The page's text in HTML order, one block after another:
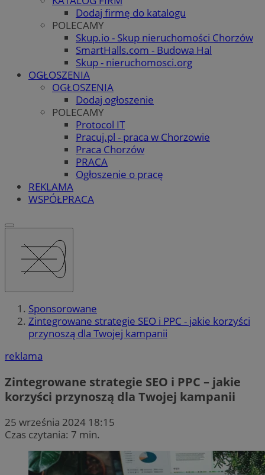
Dodaj firmę do katalogu
POLECAMY
Skup.io - Skup nieruchomości Chorzów
SmartHalls.com - Budowa Hal
Skup - nieruchomosci.org
OGŁOSZENIA
OGŁOSZENIA
Dodaj ogłoszenie
POLECAMY
Protocol IT
Pracuj.pl - praca w Chorzowie
Praca Chorzów
PRACA
Ogłoszenie o pracę
REKLAMA
WSPÓŁPRACA
Sponsorowane
Zintegrowane strategie SEO i PPC - jakie korzyści
przynoszą dla Twojej kampanii
reklama
Zintegrowane strategie SEO i PPC – jakie
korzyści przynoszą dla Twojej kampanii
25 września 2024 18:15
Czas czytania: 7 min.